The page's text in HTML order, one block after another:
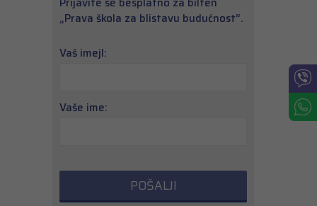
„Prava škola za blistavu budućnost”.
Vaš imejl:
Vaše ime: